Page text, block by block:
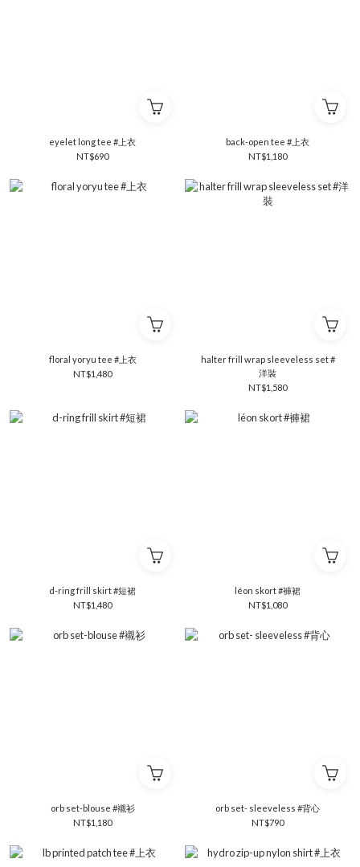
eyelet long tee #上衣
NT$690
back-open tee #上衣
NT$1,180
floral yoryu tee #上衣
NT$1,480
halter frill wrap sleeveless set #
洋裝
NT$1,580
d-ring frill skirt #短裙
NT$1,480
léon skort #褲裙
NT$1,080
orb set-blouse #襯衫
NT$1,180
orb set- sleeveless #背心
NT$790